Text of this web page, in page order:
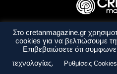
Ταυτότητα Πολιτική
Όροι και
Στο cretanmagazine.gr
cookies για να βελτιώσουμε
Επιβεβαιώσετε ότι
τεχνολογίας.
Ρυθμίσεις Cookies